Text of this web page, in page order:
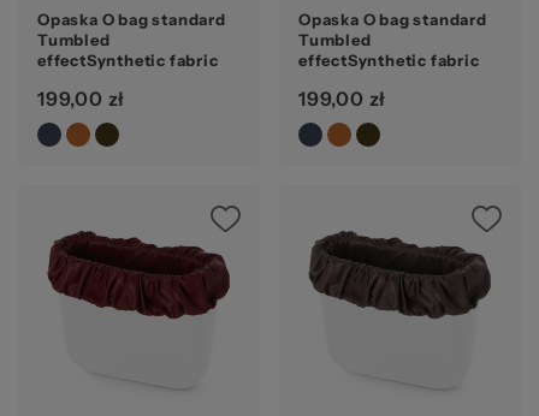
Opaska O bag standard
Tumbled
effectSynthetic fabric
199,00 zł
Opaska O bag standard
Tumbled
effectSynthetic fabric
199,00 zł